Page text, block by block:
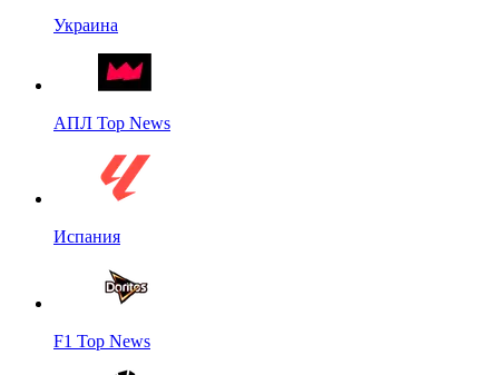
Украина
АПЛ Top News
Испания
F1 Top News